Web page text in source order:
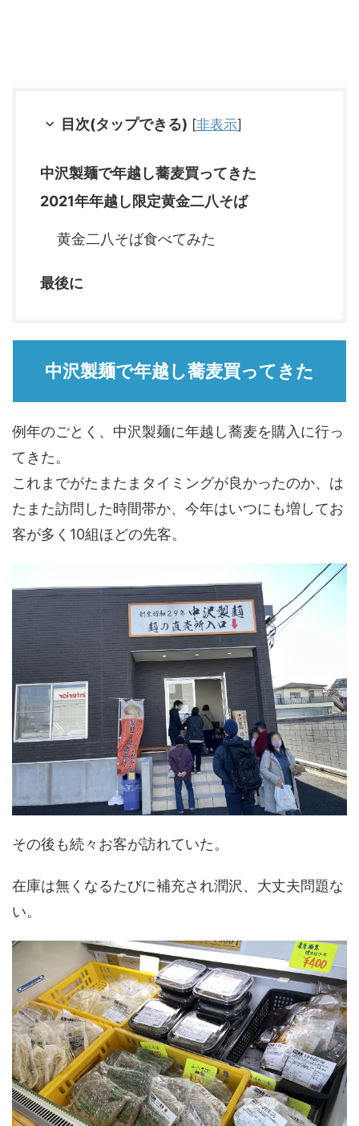
目次(タップできる) [非表示]
中沢製麺で年越し蕎麦買ってきた
2021年年越し限定黄金二八そば
黄金二八そば食べてみた
最後に
中沢製麺で年越し蕎麦買ってきた
例年のごとく、中沢製麺に年越し蕎麦を購入に行っ
てきた。
これまでがたまたまタイミングが良かったのか、は
たまた訪問した時間帯か、今年はいつにも増してお
客が多く10組ほどの先客。
その後も続々お客が訪れていた。
在庫は無くなるたびに補充され潤沢、大丈夫問題な
い。